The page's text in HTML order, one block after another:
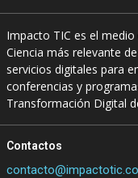
Impacto TIC es el
Ciencia más relevante
servicios digitales para
conferencias y
Transformación Digital
Contactos
contacto@impactotic.co